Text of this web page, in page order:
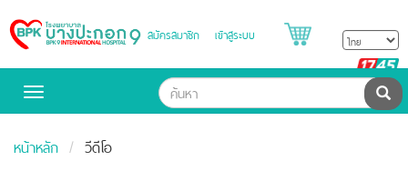
Bangpakok
Hospital
สมัครสมาชิก เข้าสู่ระบบ
Toggle
ค้น
หน้าหลัก วีดีโอ